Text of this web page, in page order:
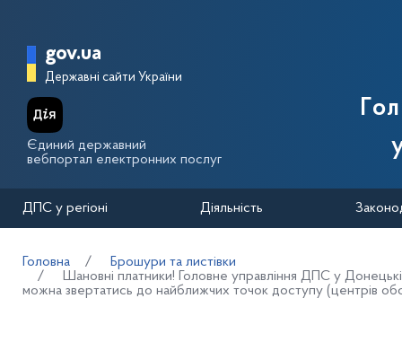
Головна сторінка Державної
gov.ua
Державні сайти України
Єдиний державний
вебпортал електронних послуг
ДПС у регіоні Діяльність
Головна
Брошури та листівки
Шановні платники! Головне управління ДПС у
можна звертатись до найближчих точок доступу (центрів